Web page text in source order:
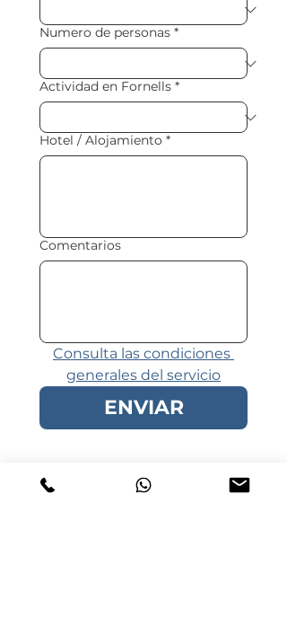
Numero de personas *
Actividad en Fornells *
Hotel / Alojamiento *
Comentarios
Consulta las condiciones
generales del servicio
ENVIAR
No se aceptan peticiones de
reservas con menos de 24h